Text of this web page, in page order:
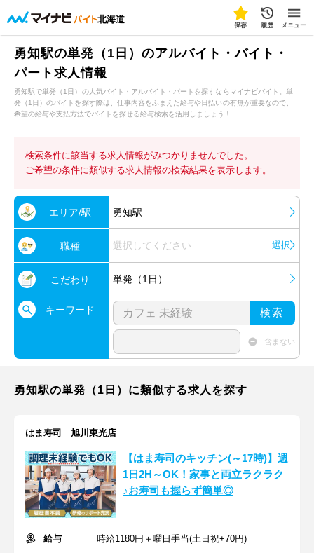
北海道
保存 履歴 メニュー
勇知駅の単発（1日）のアルバイト・バイト・
パート求人情報
勇知駅で単発（1日）の人気バイト・アルバイト・パートを探すならマイナビバイト。単
発（1日）のバイトを探す際は、仕事内容をふまえた給与や日払いの有無が重要なので、
希望の給与や支払方法でバイトを探せる給与検索を活用しましょう！
検索条件に該当する求人情報がみつかりませんでした。
ご希望の条件に類似する求人情報の検索結果を表示します。
エリア/駅 勇知駅
職種 選択してください 選択
こだわり 単発（1日）
キーワード 検索
含まない
勇知駅の単発（1日）に類似する求人を探す
はま寿司 旭川東光店
【はま寿司のキッチン(～17時)】週
1日2H～OK！家事と両立ラクラク
♪お寿司も握らず簡単◎
給与
時給1180円＋曜日手当(土日祝+70円)